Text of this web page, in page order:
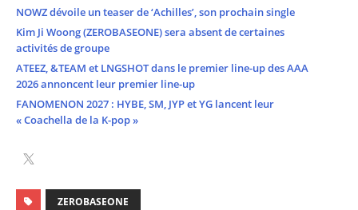
NOWZ dévoile un teaser de ‘Achilles’, son prochain single
Kim Ji Woong (ZEROBASEONE) sera absent de certaines
activités de groupe
ATEEZ, &TEAM et LNGSHOT dans le premier line-up des AAA
2026 annoncent leur premier line-up
FANOMENON 2027 : HYBE, SM, JYP et YG lancent leur
« Coachella de la K-pop »
ZEROBASEONE